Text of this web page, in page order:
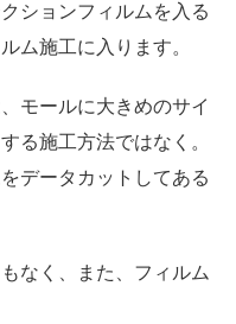
ションフィルムを入る
ム施工に入ります。
モールに大きめのサイ
る施工方法ではなく。
データカットしてある
なく、また、フィルム